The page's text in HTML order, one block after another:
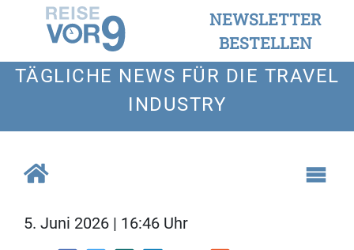
NEWSLETTER
BESTELLEN
TÄGLICHE NEWS FÜR DIE TRAVEL
INDUSTRY
5. Juni 2026 | 16:46 Uhr